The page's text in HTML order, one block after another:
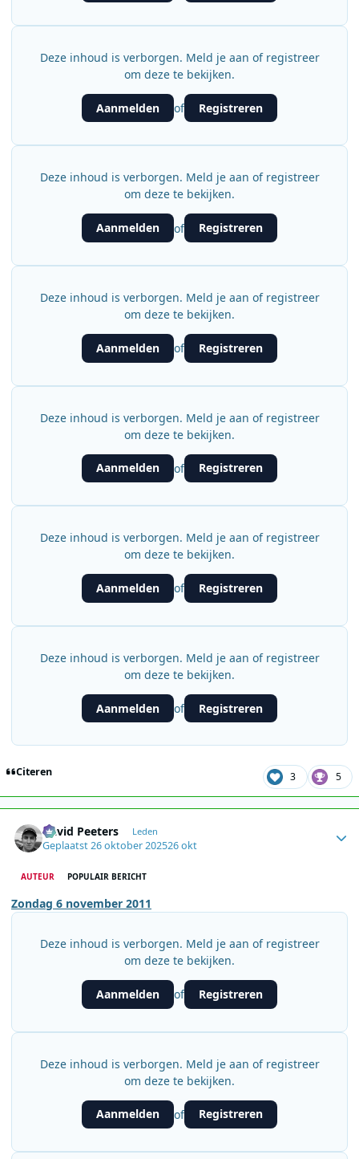
Deze inhoud is verborgen. Meld je aan of registreer
om deze te bekijken.
Aanmelden of Registreren
Deze inhoud is verborgen. Meld je aan of registreer
om deze te bekijken.
Aanmelden of Registreren
Deze inhoud is verborgen. Meld je aan of registreer
om deze te bekijken.
Aanmelden of Registreren
Deze inhoud is verborgen. Meld je aan of registreer
om deze te bekijken.
Aanmelden of Registreren
Deze inhoud is verborgen. Meld je aan of registreer
om deze te bekijken.
Aanmelden of Registreren
Deze inhoud is verborgen. Meld je aan of registreer
om deze te bekijken.
Aanmelden of Registreren
Citeren 3 5
David Peeters Leden
Geplaatst26 oktober 202526 okt
AUTEUR POPULAIR BERICHT
Zondag 6 november 2011
Deze inhoud is verborgen. Meld je aan of registreer
om deze te bekijken.
Aanmelden of Registreren
Deze inhoud is verborgen. Meld je aan of registreer
om deze te bekijken.
Aanmelden of Registreren